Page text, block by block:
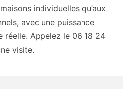
individuelles qu’aux
avec une puissance
réelle. Appelez le 06 18 24
visite.